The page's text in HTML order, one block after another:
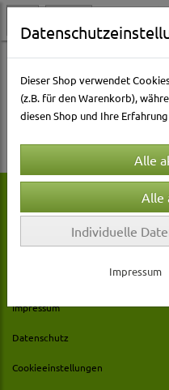
Es wurden leider keine
Rechtliches
Impressum
Datenschutz
Cookieeinstellungen
Dieser Shop verwendet
(z.B. für den Warenkorb),
diesen Shop und Ihre
Individuelle
Impressum